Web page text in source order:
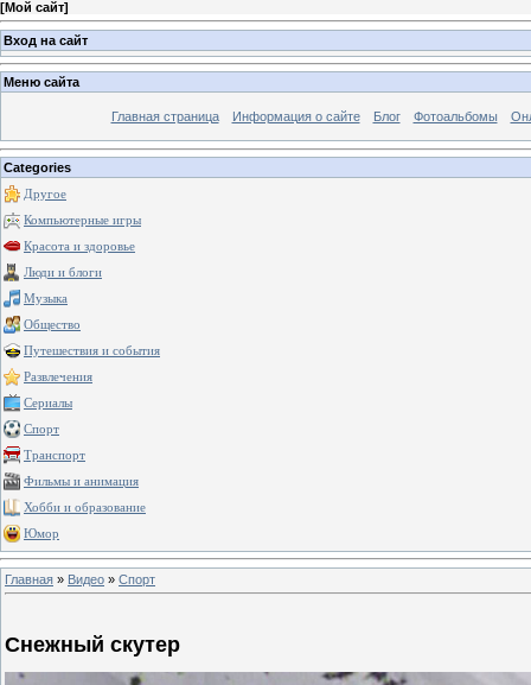
[Мой сайт]
Вход на сайт
Меню сайта
Главная страница Информация о сайте Блог Фотоальбомы
Categories
Другое
Компьютерные игры
Красота и здоровье
Люди и блоги
Музыка
Общество
Путешествия и события
Развлечения
Сериалы
Спорт
Транспорт
Фильмы и анимация
Хобби и образование
Юмор
Главная » Видео » Спорт
Снежный скутер